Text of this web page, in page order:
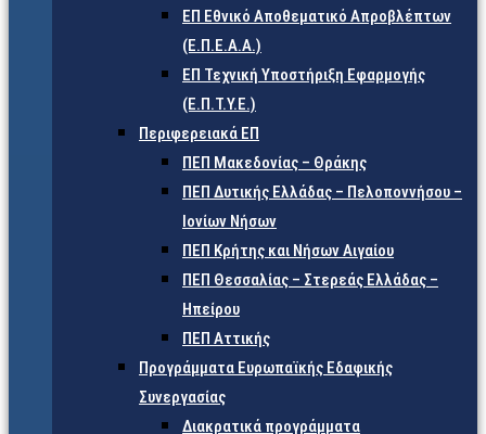
ΕΠ Εθνικό Αποθεματικό Απροβλέπτων
(Ε.Π.Ε.Α.Α.)
ΕΠ Τεχνική Υποστήριξη Εφαρμογής
(Ε.Π.Τ.Υ.Ε.)
Περιφερειακά ΕΠ
ΠΕΠ Μακεδονίας – Θράκης
ΠΕΠ Δυτικής Ελλάδας – Πελοποννήσου –
Ιονίων Νήσων
ΠΕΠ Κρήτης και Νήσων Αιγαίου
ΠΕΠ Θεσσαλίας – Στερεάς Ελλάδας –
Ηπείρου
ΠΕΠ Αττικής
Προγράμματα Ευρωπαϊκής Εδαφικής
Συνεργασίας
Διακρατικά προγράμματα